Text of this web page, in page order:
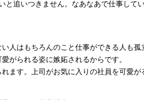
と追いつきません。なあなあで仕事し
人はもちろんのこと仕事ができる人も孤
がられる姿に嫉妬されるからです。
ます。上司がお気に入りの社員を可愛